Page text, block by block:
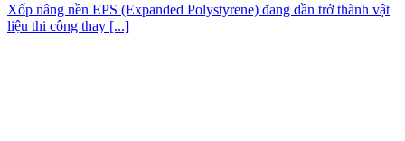
Xốp nâng nền EPS (Expanded Polystyrene) đang dần trở thành vật
liệu thi công thay [...]